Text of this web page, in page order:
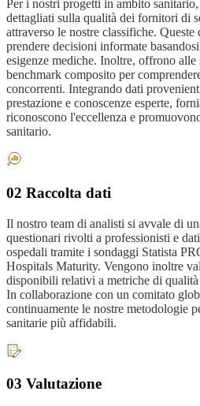
Per i nostri progetti in ambito
dettagliati sulla qualità dei fornitori di
attraverso le nostre classifiche.
prendere decisioni informate
esigenze mediche. Inoltre, offrono alle
benchmark composito per
concorrenti. Integrando dati
prestazione e conoscenze esperte,
riconoscono l'eccellenza e
sanitario.
02 Raccolta dati
Il nostro team di analisti si avvale di
questionari rivolti a professionisti e
ospedali tramite i sondaggi Statista
Hospitals Maturity. Vengono inoltre
disponibili relativi a metriche di
In collaborazione con un comitato
continuamente le nostre metodologie
sanitarie più affidabili.
03 Valutazione